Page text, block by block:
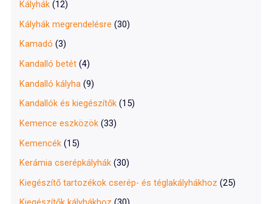
Kályhák (12)
Kályhák megrendelésre (30)
Kamadó (3)
Kandalló betét (4)
Kandalló kályha (9)
Kandallók és kiegészítők (15)
Kemence eszközök (33)
Kemencék (15)
Kerámia cserépkályhák (30)
Kiegészítő tartozékok cserép- és téglakályhákhoz (25)